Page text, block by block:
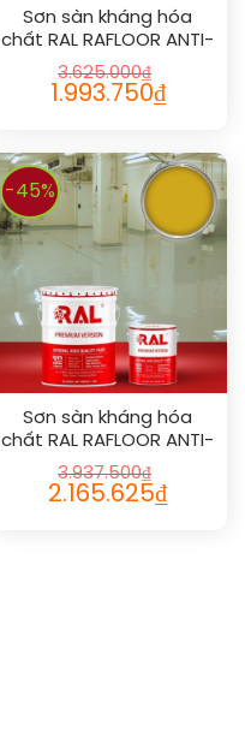
Sơn sàn kháng hóa
chất RAL RAFLOOR ANTI-
CHEM 1014
3.625.000₫
1.993.750₫
-45%
Sơn sàn kháng hóa
chất RAL RAFLOOR ANTI-
CHEM 1032
3.937.500₫
2.165.625₫